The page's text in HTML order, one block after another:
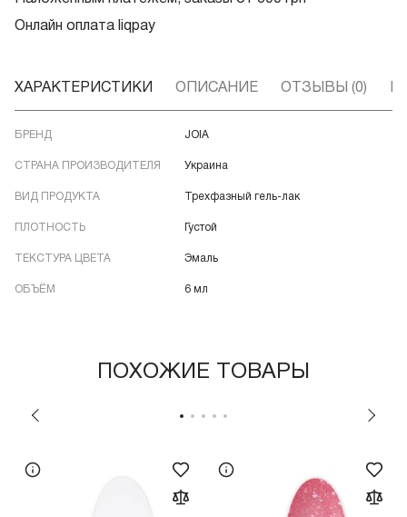
Онлайн оплата liqpay
ХАРАКТЕРИСТИКИ ОПИСАНИЕ ОТЗЫВЫ (0)
БРЕНД JOIA
СТРАНА ПРОИЗВОДИТЕЛЯ Украина
ВИД ПРОДУКТА Трехфазный гель-лак
ПЛОТНОСТЬ Густой
ТЕКСТУРА ЦВЕТА Эмаль
ОБЪЁМ 6 мл
ПОХОЖИЕ ТОВАРЫ